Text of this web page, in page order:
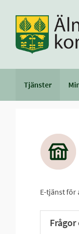
Tjänster
E-tjänst